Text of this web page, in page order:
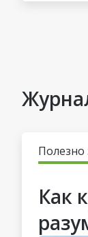
Полезно
Как